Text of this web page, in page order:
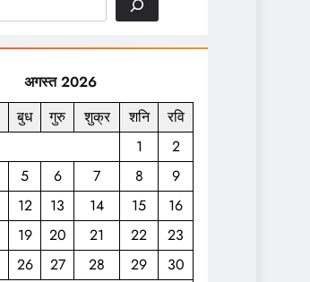
अगस्त 2026
बुध गुरु शुक्र शनि
रवि
1
2
5 6 7 8
9
12 13 14 15
16
19 20 21 22
23
26 27 28 29
30